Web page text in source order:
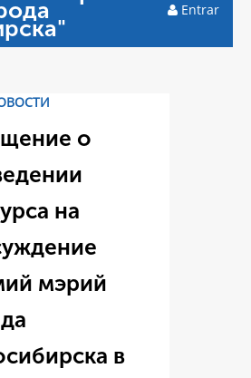
Entrar
о
на
мэрий
в